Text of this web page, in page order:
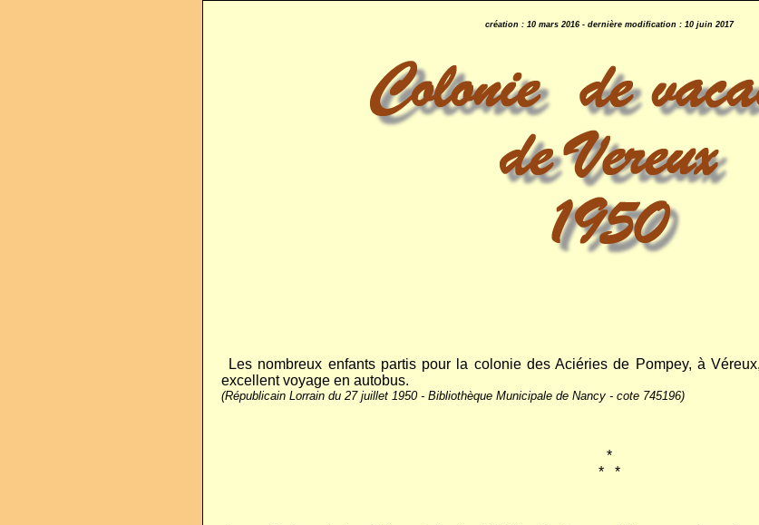
création : 10 mars 2016 - dernière modification : 10 juin 2017
Les nombreux enfants partis pour la colonie des Aciéries de Pompey, à
excellent voyage en autobus.
(Républicain Lorrain du 27 juillet 1950- Bibliothèque Municipale de Nancy - cote 745196)
*
*
*